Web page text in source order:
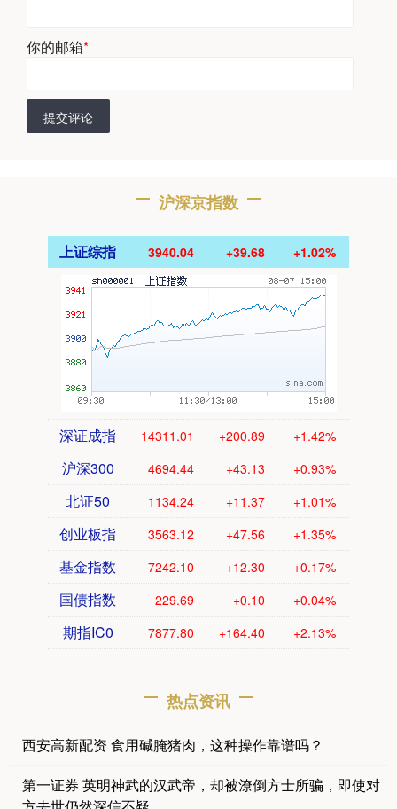
你的邮箱*
提交评论
沪深京指数
上证综指 3940.04 +39.68 +1.02%
深证成指 14311.01 +200.89 +1.42%
沪深300 4694.44 +43.13 +0.93%
北证50 1134.24 +11.37 +1.01%
创业板指 3563.12 +47.56 +1.35%
基金指数 7242.10 +12.30 +0.17%
国债指数 229.69 +0.10 +0.04%
期指IC0 7877.80 +164.40 +2.13%
热点资讯
西安高新配资 食用碱腌猪肉，这种操作靠谱吗？
第一证券 英明神武的汉武帝，却被潦倒方士所骗，即使对